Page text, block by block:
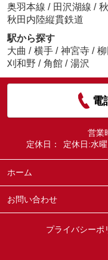
奥羽本線 / 田沢湖線 /
秋田内陸縦貫鉄道
駅から探す
大曲 / 横手 / 神宮寺 / 柳
刈和野 / 角館 / 湯沢
電
営業
定休日：
定休日:水
ホーム
お問い合わせ
プライバシーポ